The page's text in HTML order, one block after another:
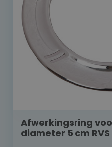
Afwerkingsring
diameter 5 cm RVS